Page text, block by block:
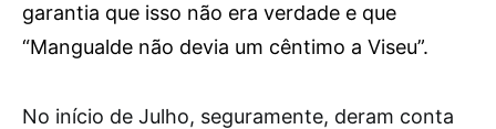
garantia que isso não era verdade e que
“Mangualde não devia um cêntimo a Viseu”.
No início de Julho, seguramente, deram conta